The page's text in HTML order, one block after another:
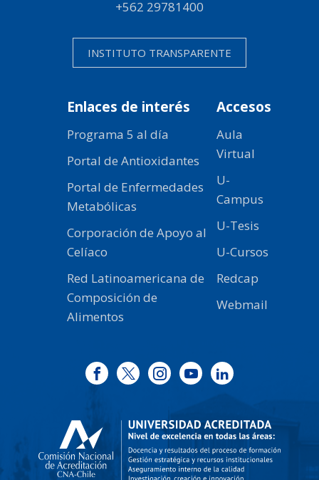
+562 29781400
INSTITUTO TRANSPARENTE
Enlaces de interés
Programa 5 al día
Portal de Antioxidantes
Portal de Enfermedades
Metabólicas
Corporación de Apoyo al
Celíaco
Red Latinoamericana de
Composición de
Alimentos
Accesos
Aula
Virtual
U-
Campus
U-Tesis
U-Cursos
Redcap
Webmail